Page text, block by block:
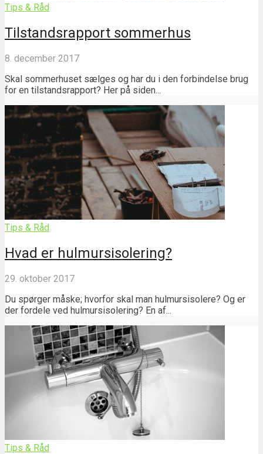
Tips & Råd
Tilstandsrapport sommerhus
8. december 2017
Skal sommerhuset sælges og har du i den forbindelse brug
for en tilstandsrapport? Her på siden...
Tips & Råd
Hvad er hulmursisolering?
29. oktober 2017
Du spørger måske; hvorfor skal man hulmursisolere? Og er
der fordele ved hulmursisolering? En af...
Tips & Råd